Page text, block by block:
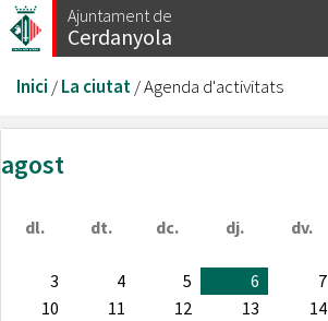
Vés
al
Ajuntament de
Cerdanyola
Esteu
aquí
Inici /La ciutat/Agenda d'activitats
agost
dl. dt. dc. dj. dv.
3
4 5 6 7
10
11 12 13 14